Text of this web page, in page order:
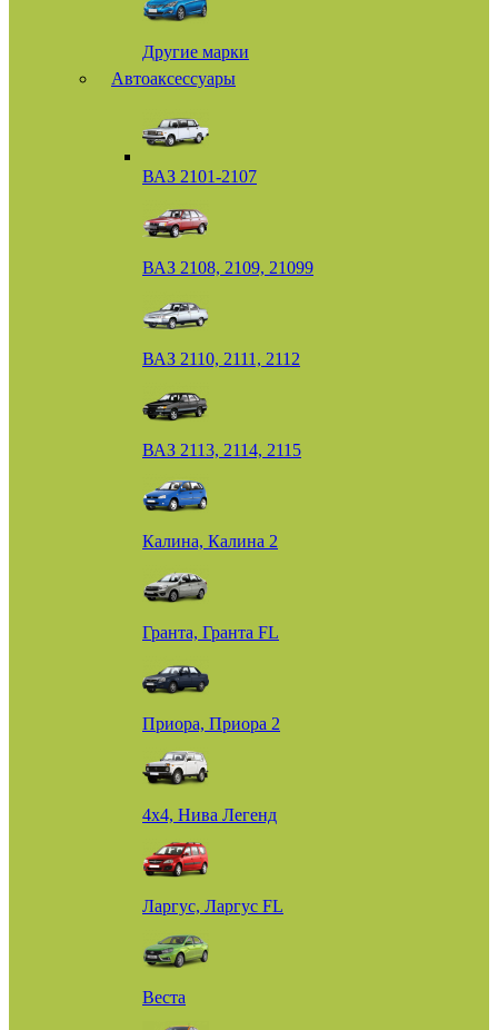
Другие марки
Автоаксессуары
ВАЗ 2101-2107
ВАЗ 2108, 2109, 21099
ВАЗ 2110, 2111, 2112
ВАЗ 2113, 2114, 2115
Калина, Калина 2
Гранта, Гранта FL
Приора, Приора 2
4х4, Нива Легенд
Ларгус, Ларгус FL
Веста